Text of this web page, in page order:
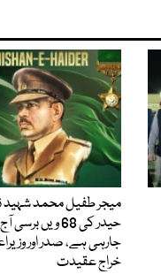
میجر طفیل محمد شہید
حیدر کی 68 ویں
جارہی ہے، صدر اور
خراج عقیدت